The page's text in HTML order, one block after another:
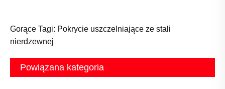
Gorące Tagi: Pokrycie uszczelniające ze stali
nierdzewnej
Powiązana kategoria